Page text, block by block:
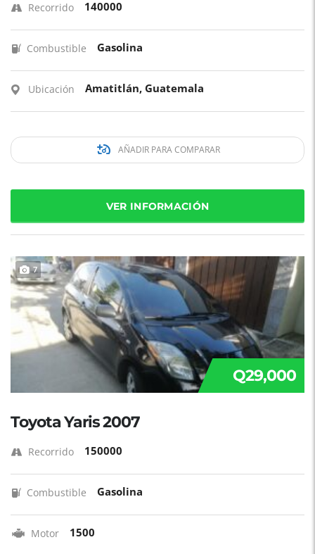
Recorrido 140000
Combustible Gasolina
Ubicación Amatitlán, Guatemala
AÑADIR PARA COMPARAR
VER INFORMACIÓN
7
Q29,000
Toyota Yaris 2007
Recorrido 150000
Combustible Gasolina
Motor 1500